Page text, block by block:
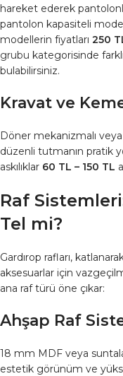
hareket ederek
pantolon kapasiteli
modellerin fiyatları 250
grubu kategorisinde
bulabilirsiniz.
Kravat ve
Döner mekanizmalı veya
düzenli tutmanın pratik
askılıklar 60 TL – 150 TL
Raf
Tel mi?
Gardırop rafları,
aksesuarlar için
ana raf türü öne çıkar:
Ahşap Raf
18 mm MDF veya
estetik görünüm ve